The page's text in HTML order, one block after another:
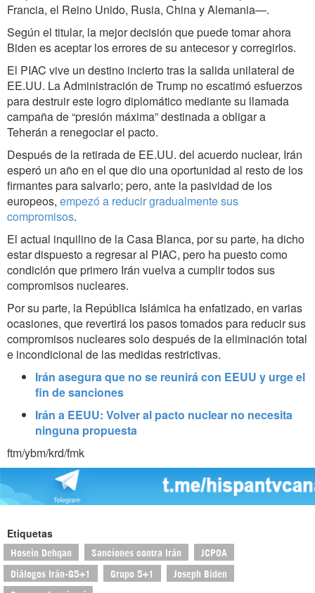
Francia, el Reino Unido, Rusia, China y Alemania—.
Según el titular, la mejor decisión que puede tomar ahora
Biden es aceptar los errores de su antecesor y corregirlos.
El PIAC vive un destino incierto tras la salida unilateral de
EE.UU. La Administración de Trump no escatimó esfuerzos
para destruir este logro diplomático mediante su llamada
campaña de “presión máxima” destinada a obligar a
Teherán a renegociar el pacto.
Después de la retirada de EE.UU. del acuerdo nuclear, Irán
esperó un año en el que dio una oportunidad al resto de los
firmantes para salvarlo; pero, ante la pasividad de los
europeos, empezó a reducir gradualmente sus
compromisos.
El actual inquilino de la Casa Blanca, por su parte, ha dicho
estar dispuesto a regresar al PIAC, pero ha puesto como
condición que primero Irán vuelva a cumplir todos sus
compromisos nucleares.
Por su parte, la República Islámica ha enfatizado, en varias
ocasiones, que revertirá los pasos tomados para reducir sus
compromisos nucleares solo después de la eliminación total
e incondicional de las medidas restrictivas.
Irán asegura que no se reunirá con EEUU y urge el
fin de sanciones
Irán a EEUU: Volver al pacto nuclear no necesita
ninguna propuesta
ftm/ybm/krd/fmk
Etiquetas
Hosein Dehqan Sanciones contra Irán JCPOA
Diálogos Irán-G5+1 Grupo 5+1 Joseph Biden